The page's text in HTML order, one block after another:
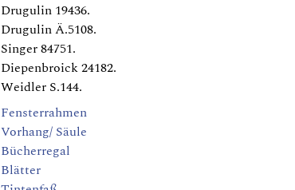
Drugulin 19436.
Drugulin Ä.5108.
Singer 84751.
Diepenbroick 24182.
Weidler S.144.
Fensterrahmen
Vorhang/ Säule
Bücherregal
Blätter